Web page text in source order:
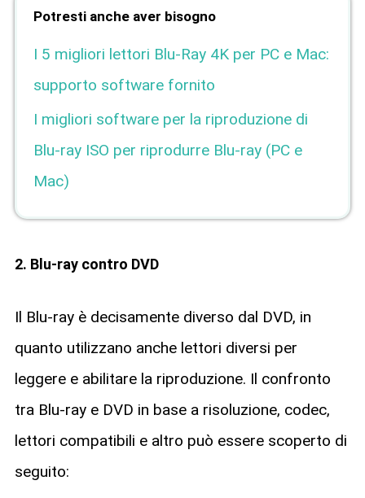
Potresti anche aver bisogno
I 5 migliori lettori Blu-Ray 4K per PC e Mac:
supporto software fornito
I migliori software per la riproduzione di
Blu-ray ISO per riprodurre Blu-ray (PC e
Mac)
2. Blu-ray contro DVD
Il Blu-ray è decisamente diverso dal DVD, in
quanto utilizzano anche lettori diversi per
leggere e abilitare la riproduzione. Il confronto
tra Blu-ray e DVD in base a risoluzione, codec,
lettori compatibili e altro può essere scoperto di
seguito: